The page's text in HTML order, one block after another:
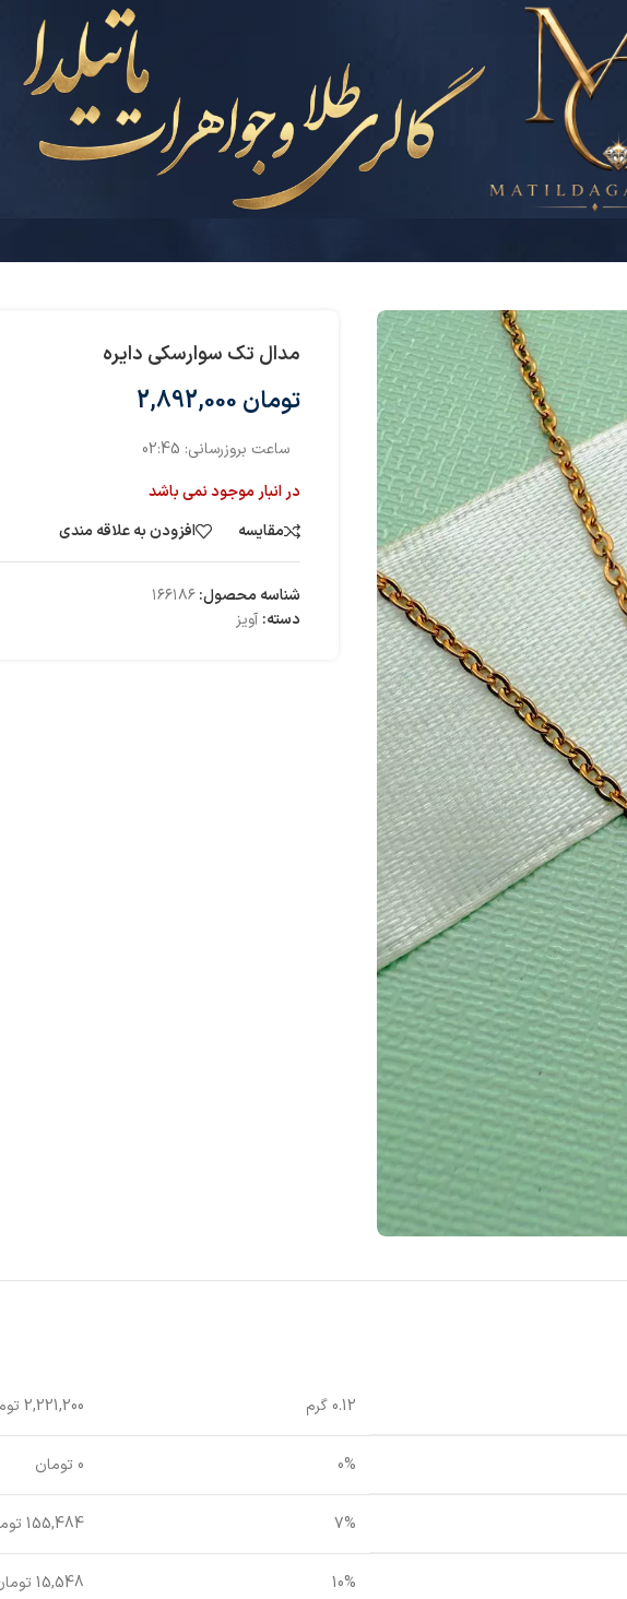
مدال تک سوارسکی دایره
تومان
ساعت بروزرسانی: 02:45
در انبار موجود نمی باشد
مقایسه
افزودن به علاقه مندی
شناسه محصول:۱۶۶۱۸۶
دسته: آویز
0.12 گرم 2,221,200 تومان
0% 0 تومان
7% 155,484 تومان
10% 15,548 تومان